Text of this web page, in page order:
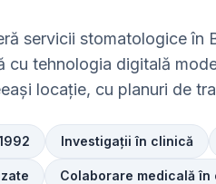
servicii stomatologice în
cu tehnologia digitală
locație, cu planuri de
Investigații în clinică
Colaborare medicală